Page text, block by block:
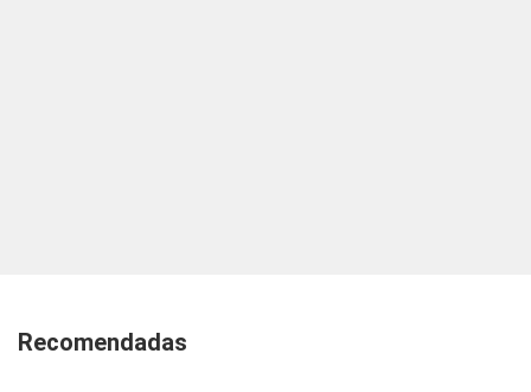
Recomendadas